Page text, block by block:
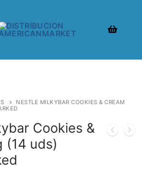
NESTLE MILKYBAR COOKIES & CREAM
Cookies &
(14 uds)